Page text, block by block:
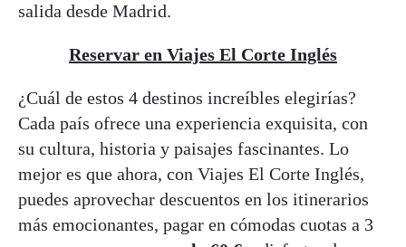
salida desde Madrid.
Reservar en Viajes El Corte Inglés
¿Cuál de estos 4 destinos increíbles elegirías?
Cada país ofrece una experiencia exquisita, con
su cultura, historia y paisajes fascinantes. Lo
mejor es que ahora, con Viajes El Corte Inglés,
puedes aprovechar descuentos en los itinerarios
más emocionantes, pagar en cómodas cuotas a 3